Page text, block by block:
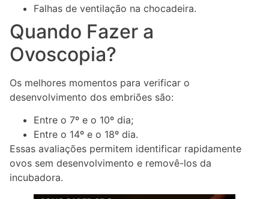
Falhas de ventilação na chocadeira.
Quando Fazer a
Ovoscopia?
Os melhores momentos para verificar o
desenvolvimento dos embriões são:
Entre o 7º e o 10º dia;
Entre o 14º e o 18º dia.
Essas avaliações permitem identificar rapidamente
ovos sem desenvolvimento e removê-los da
incubadora.